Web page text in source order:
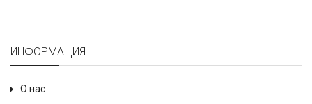
ИНФОРМАЦИЯ
О нас